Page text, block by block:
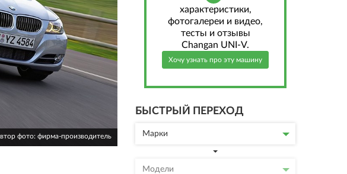
фото: фирма-производитель
характеристики,
фотогалереи и видео,
тесты и отзывы
Changan UNI-V.
Хочу узнать про эту машину
БЫСТРЫЙ ПЕРЕХОД
Марки
Модели